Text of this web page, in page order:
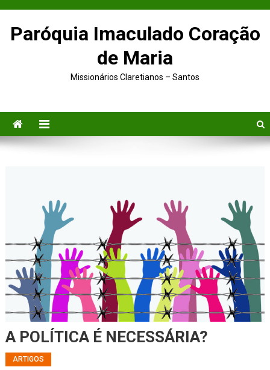
Paróquia Imaculado Coração
de Maria
Missionários Claretianos – Santos
A POLÍTICA É NECESSÁRIA?
ARTIGOS